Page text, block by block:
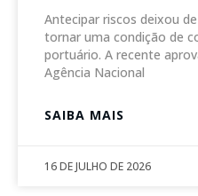
Antecipar riscos deixou
tornar uma condição de
portuário. A recente
Agência Nacional
SAIBA MAIS
16 DE JULHO DE 2026